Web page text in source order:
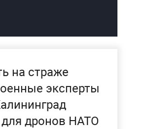
на страже
эксперты
дронов НАТО